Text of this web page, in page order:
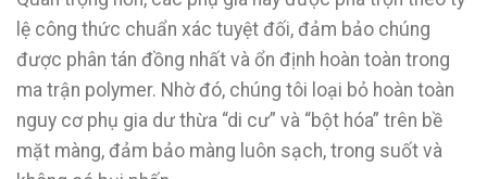
lệ công thức chuẩn xác tuyệt đối, đảm bảo chúng
được phân tán đồng nhất và ổn định hoàn toàn trong
ma trận polymer. Nhờ đó, chúng tôi loại bỏ hoàn toàn
nguy cơ phụ gia dư thừa “di cư” và “bột hóa” trên bề
mặt màng, đảm bảo màng luôn sạch, trong suốt và